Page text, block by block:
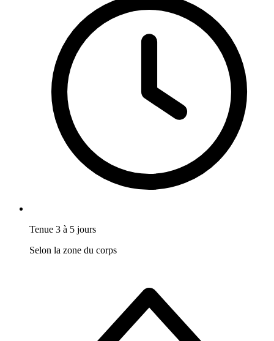
Tenue 3 à 5 jours
Selon la zone du corps